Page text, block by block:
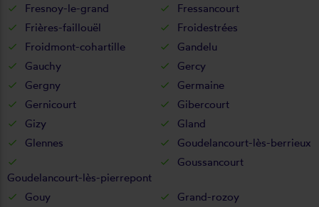
Fresnoy-le-grand
Fressancourt
Frières-faillouël
Froidestrées
Froidmont-cohartille
Gandelu
Gauchy
Gercy
Gergny
Germaine
Gernicourt
Gibercourt
Gizy
Gland
Glennes
Goudelancourt-lès-berrieux
Goudelancourt-lès-pierrepont
Goussancourt
Gouy
Grand-rozoy